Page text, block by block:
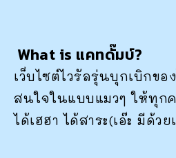
What is แคทดั๊มบ์?
เว็บไซต์ไวรัลรุ่นบุกเบิกขอ
สนใจในแบบแมวๆ ให้ทุก
ได้เฮฮา ได้สาระ(เอ๊ะ มีด้ว